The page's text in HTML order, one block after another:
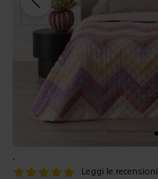
.
Leggi le recensioni